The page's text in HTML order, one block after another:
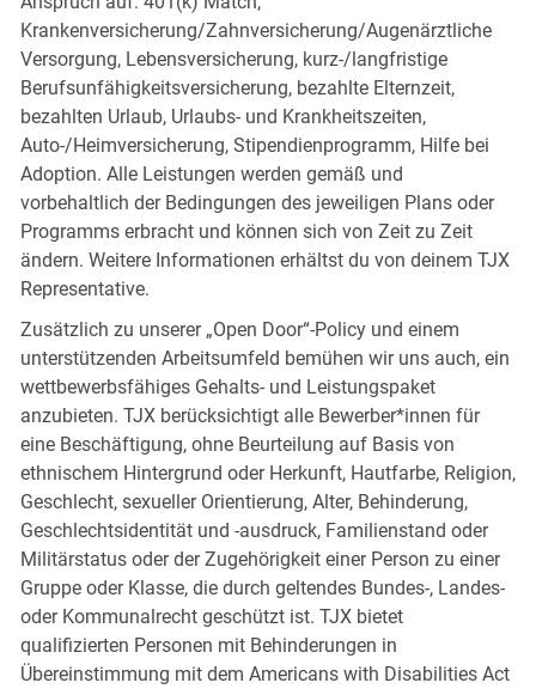
Krankenversicherung/Zahnversicherung/Augenärztliche
Versorgung, Lebensversicherung, kurz-/langfristige
Berufsunfähigkeitsversicherung, bezahlte Elternzeit,
bezahlten Urlaub, Urlaubs- und Krankheitszeiten,
Auto-/Heimversicherung, Stipendienprogramm, Hilfe bei
Adoption. Alle Leistungen werden gemäß und
vorbehaltlich der Bedingungen des jeweiligen Plans oder
Programms erbracht und können sich von Zeit zu Zeit
ändern. Weitere Informationen erhältst du von deinem TJX
Representative.
Zusätzlich zu unserer „Open Door“-Policy und einem
unterstützenden Arbeitsumfeld bemühen wir uns auch, ein
wettbewerbsfähiges Gehalts- und Leistungspaket
anzubieten. TJX berücksichtigt alle Bewerber*innen für
eine Beschäftigung, ohne Beurteilung auf Basis von
ethnischem Hintergrund oder Herkunft, Hautfarbe, Religion,
Geschlecht, sexueller Orientierung, Alter, Behinderung,
Geschlechtsidentität und -ausdruck, Familienstand oder
Militärstatus oder der Zugehörigkeit einer Person zu einer
Gruppe oder Klasse, die durch geltendes Bundes-, Landes-
oder Kommunalrecht geschützt ist. TJX bietet
qualifizierten Personen mit Behinderungen in
Übereinstimmung mit dem Americans with Disabilities Act